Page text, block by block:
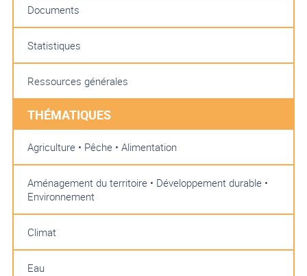
Documents
Statistiques
Ressources générales
THÉMATIQUES
Agriculture • Pêche • Alimentation
Aménagement du territoire • Développement durable •
Environnement
Climat
Eau